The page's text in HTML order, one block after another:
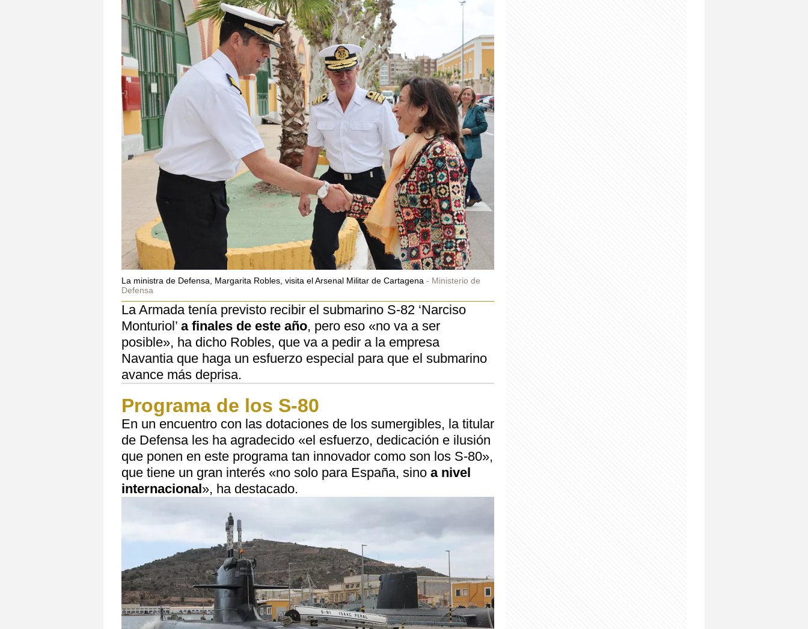
La ministra de Defensa, Margarita Robles, visita el Arsenal Militar de Cartagena
Ministerio de
Defensa
La Armada tenía previsto recibir el submarino S-82 ‘Narciso
Monturiol’ a finales de este año, pero eso «no va a ser
posible», ha dicho Robles, que va a pedir a la empresa
Navantia que haga un esfuerzo especial para que el submarino
avance más deprisa.
Programa de los S-80
En un encuentro con las dotaciones de los sumergibles, la titular
de Defensa les ha agradecido «el esfuerzo, dedicación e ilusión
que ponen en este programa tan innovador como son los S-80»,
que tiene un gran interés «no solo para España, sino a nivel
internacional», ha destacado.